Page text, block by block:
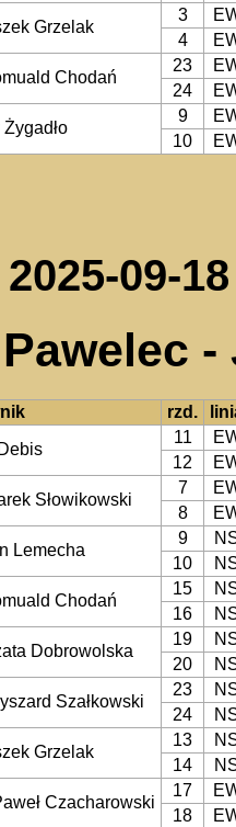
Grzelak
3
4
Chodań
23
24
9
10
09-18
rzd.
11
12
Słowikowski
7
8
Lemecha
9
10
Chodań
15
16
Dobrowolska
19
20
Szałkowski
23
24
Grzelak
13
14
Czacharowski
17
18